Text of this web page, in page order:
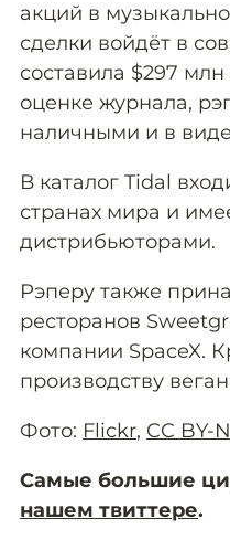
акций в
сделки войдёт в
составила $297
оценке журнала,
наличными и в
В каталог Tidal
странах мира и
дистрибьюторами.
Рэперу также
ресторанов
компании SpaceX.
производству
Фото: Flickr, CC BY-
Самые большие
нашем твиттере.